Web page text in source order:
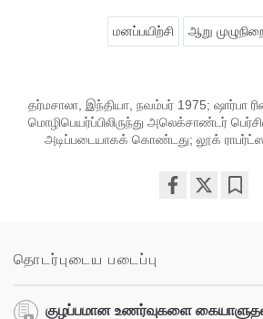
மனப்பயிற்சி ஆறு
தர்மசாலா, இந்தியா, நவம்பர் 1975; ஷார்பா
மொழிபெயர்ப்பிலிருந்து அலெக்சாண்டர்
அடிப்படையாகக் கொண்டது; லூக்
தொடர்புடைய படைப்பு
குழப்பமான உணர்வுகளை